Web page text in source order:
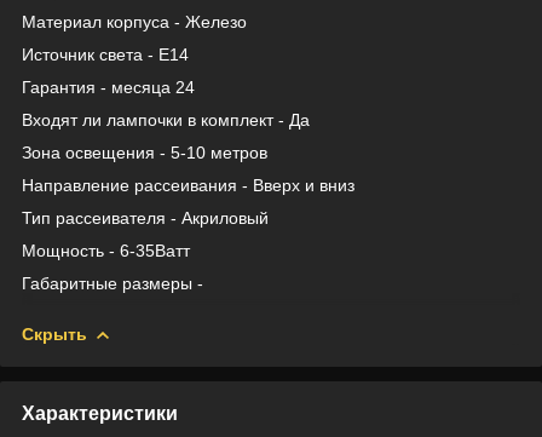
Материал корпуса - Железо
Источник света - Е14
Гарантия - месяца 24
Входят ли лампочки в комплект - Да
Зона освещения - 5-10 метров
Направление рассеивания - Вверх и вниз
Тип рассеивателя - Акриловый
Мощность - 6-35Ватт
Габаритные размеры -
Скрыть
Характеристики